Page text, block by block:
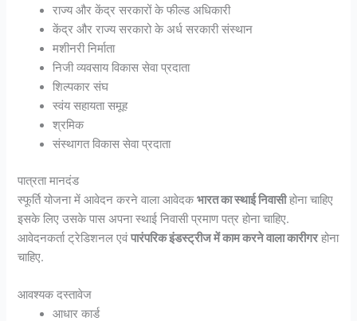
राज्य और केंद्र सरकारों के फील्ड अधिकारी
केंद्र और राज्य सरकारो के अर्ध सरकारी संस्थान
मशीनरी निर्माता
निजी व्यवसाय विकास सेवा प्रदाता
शिल्पकार संघ
स्वंय सहायता समूह
श्रमिक
संस्थागत विकास सेवा प्रदाता
पात्रता मानदंड
स्फूर्ति योजना में आवेदन करने वाला आवेदकभारत का स्थाई निवासीहोना चाहिए
इसके लिए उसके पास अपना स्थाई निवासी प्रमाण पत्र होना चाहिए.
आवेदनकर्ता ट्रेडिशनल एवंपारंपरिक इंडस्ट्रीज में काम करने वाला कारीगरहोना
चाहिए.
आवश्यक दस्तावेज
आधार कार्ड